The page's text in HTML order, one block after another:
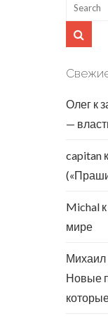
Олег к
—
capitan
Michal
мире
Михаил
Новые